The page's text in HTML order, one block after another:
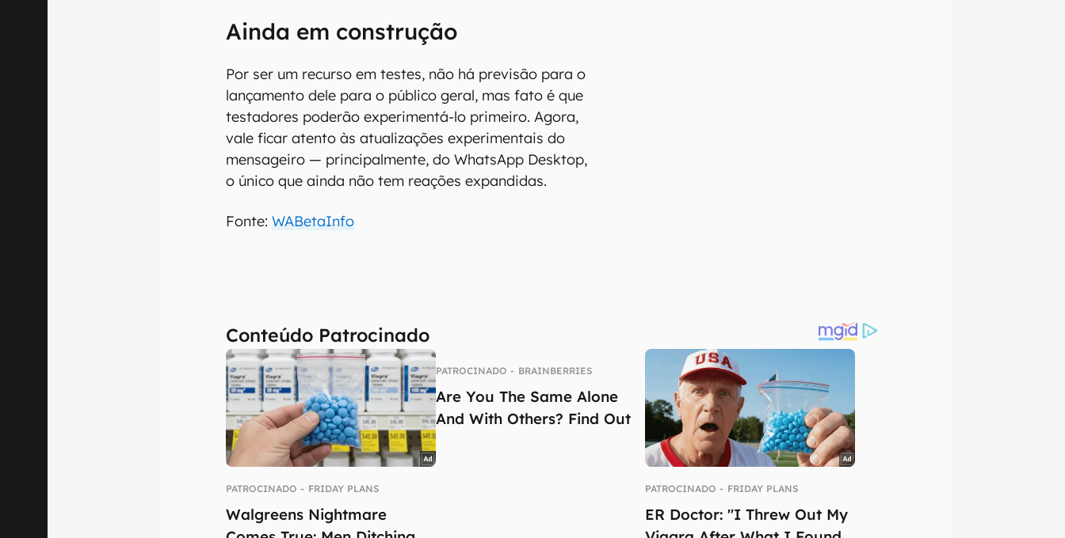
Ainda em construção
Por ser um recurso em testes, não há previsão para o
lançamento dele para o público geral, mas fato é que
testadores poderão experimentá-lo primeiro. Agora,
vale ficar atento às atualizações experimentais do
mensageiro — principalmente, do WhatsApp Desktop,
o único que ainda não tem reações expandidas.
Fonte:WABetaInfo